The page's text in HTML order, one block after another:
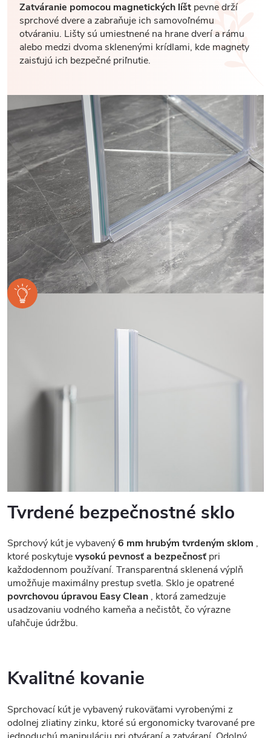
Zatváranie pomocou magnetických líšt pevne drží
sprchové dvere a zabraňuje ich samovoľnému
otváraniu. Lišty sú umiestnené na hrane dverí a rámu
alebo medzi dvoma sklenenými krídlami, kde magnety
zaisťujú ich bezpečné priľnutie.
Tvrdené bezpečnostné sklo
Sprchový kút je vybavený6 mm hrubým tvrdeným sklom ,
ktoré poskytujevysokú pevnosť a bezpečnosť pri
každodennom používaní. Transparentná sklenená výplň
umožňuje maximálny prestup svetla. Sklo je opatrené
povrchovou úpravou Easy Clean , ktorá zamedzuje
usadzovaniu vodného kameňa a nečistôt, čo výrazne
uľahčuje údržbu.
Kvalitné kovanie
Sprchovací kút je vybavený rukoväťami vyrobenými z
odolnej zliatiny zinku, ktoré sú ergonomicky tvarované pre